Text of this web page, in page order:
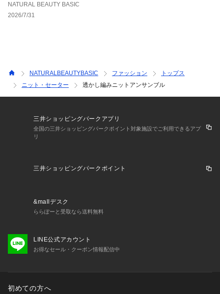
NATURAL BEAUTY BASIC
2026/7/31
NATURALBEAUTYBASIC ファッション
トップス
ニット・セーター
透かし編みニットアンサンブル
三井ショッピングパークアプリ
全国の三井ショッピングパークポイント対象施設でご利用できるアプ
リ
三井ショッピングパークポイント
&mallデスク
ららぽーと受取なら送料無料
LINE公式アカウント
お得なセール・クーポン情報配信中
初めての方へ